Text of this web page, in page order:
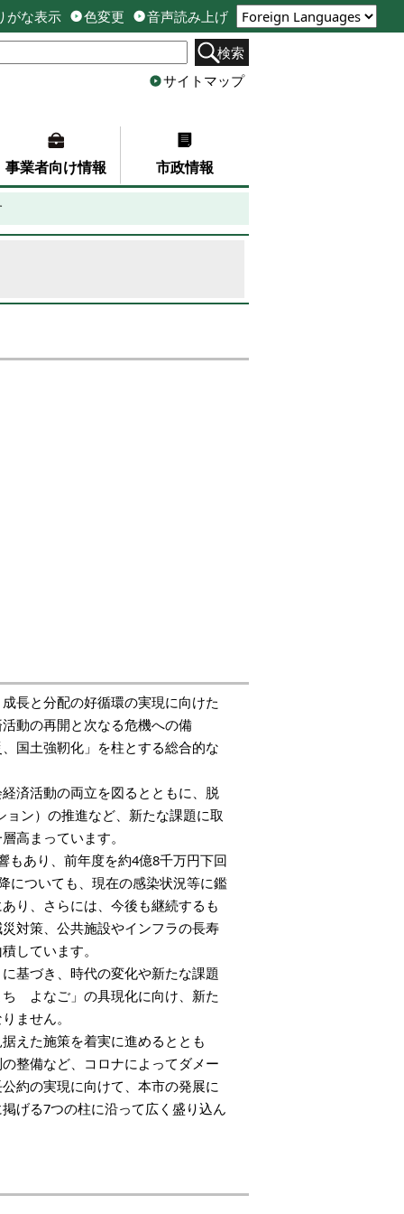
がな表示 色変更
音声読み上げ
検索
サイトマップ
事業者向け情報 市政情報
長と分配の好循環の実現に向けた
動の再開と次なる危機への備
国土強靭化」を柱とする総合的な
済活動の両立を図るとともに、脱
ン）の推進など、新たな課題に取
高まっています。
もあり、前年度を約4億8千万円下回
についても、現在の感染状況等に鑑
り、さらには、今後も継続するも
対策、公共施設やインフラの長寿
しています。
基づき、時代の変化や新たな課題
ち よなご」の具現化に向け、新た
ません。
えた施策を着実に進めるととも
整備など、コロナによってダメー
約の実現に向けて、本市の発展に
げる7つの柱に沿って広く盛り込ん